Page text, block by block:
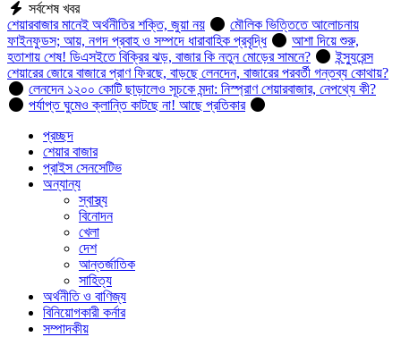
সর্বশেষ খবর
শেয়ারবাজার মানেই অর্থনীতির শক্তি, জুয়া নয়
মৌলিক ভিত্তিতে আলোচনায়
ফাইনফুডস; আয়, নগদ প্রবাহ ও সম্পদে ধারাবাহিক প্রবৃদ্ধি
আশা দিয়ে শুরু,
হতাশায় শেষ! ডিএসইতে বিক্রির ঝড়, বাজার কি নতুন মোড়ের সামনে?
ইন্স্যুরেন্স
শেয়ারের জোরে বাজারে প্রাণ ফিরছে, বাড়ছে লেনদেন, বাজারের পরবর্তী গন্তব্য কোথায়?
লেনদেন ১২০০ কোটি ছাড়ালেও সূচকে মন্দা: নিস্প্রাণ শেয়ারবাজার, নেপথ্যে কী?
পর্যাপ্ত ঘুমেও ক্লান্তি কাটছে না! আছে প্রতিকার
প্রচ্ছদ
শেয়ার বাজার
প্রাইস সেনসেটিভ
অন্যান্য
স্বাস্থ্য
বিনোদন
খেলা
দেশ
আন্তর্জাতিক
সাহিত্য
অর্থনীতি ও বাণিজ্য
বিনিয়োগকারী কর্নার
সম্পাদকীয়